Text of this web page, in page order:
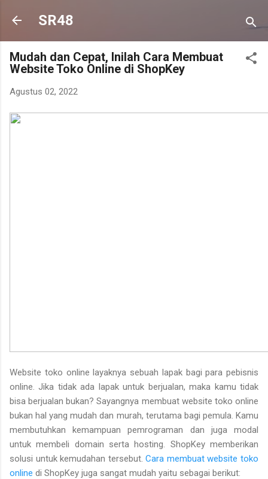
SR48
Mudah dan Cepat, Inilah Cara Membuat
Website Toko Online di ShopKey
Agustus 02, 2022
Website toko online layaknya sebuah lapak bagi para pebisnis
online. Jika tidak ada lapak untuk berjualan, maka kamu tidak
bisa berjualan bukan? Sayangnya membuat website toko online
bukan hal yang mudah dan murah, terutama bagi pemula. Kamu
membutuhkan kemampuan pemrograman dan juga modal
untuk membeli domain serta hosting. ShopKey memberikan
solusi untuk kemudahan tersebut.Cara membuat website toko
online di ShopKey juga sangat mudah yaitu sebagai berikut: